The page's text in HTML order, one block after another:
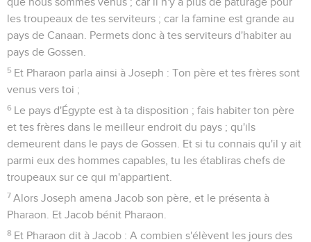
les troupeaux de tes serviteurs ; car la famine est grande au
pays de Canaan. Permets donc à tes serviteurs d'habiter au
pays de Gossen.
5 Et Pharaon parla ainsi à Joseph : Ton père et tes frères sont
venus vers toi ;
6 Le pays d'Égypte est à ta disposition ; fais habiter ton père
et tes frères dans le meilleur endroit du pays ; qu'ils
demeurent dans le pays de Gossen. Et si tu connais qu'il y ait
parmi eux des hommes capables, tu les établiras chefs de
troupeaux sur ce qui m'appartient.
7 Alors Joseph amena Jacob son père, et le présenta à
Pharaon. Et Jacob bénit Pharaon.
8 Et Pharaon dit à Jacob : A combien s'élèvent les jours des